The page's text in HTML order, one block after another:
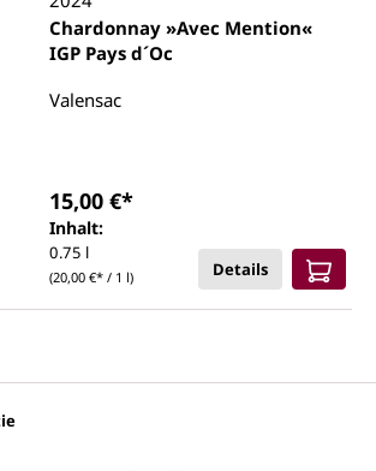
Chardonnay »Avec Mention«
IGP Pays d´Oc
Valensac
Inhalt:
0.75 l
(20,00 €* / 1 l)
15,00 €*
Details